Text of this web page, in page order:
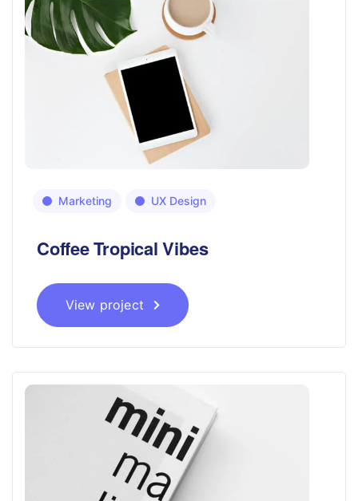
Marketing UX Design
Coffee Tropical Vibes
View project